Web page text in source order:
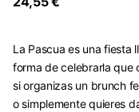
La Pascua es una fiesta
forma de celebrarla que
si organizas un brunch
o simplemente quieres